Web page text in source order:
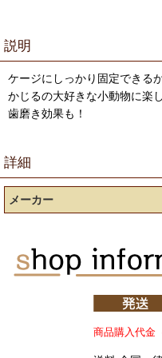
説明
ケージにしっかり固定できる
かじるの大好きな小動物に楽
歯磨き効果も！
詳細
メーカー
商品購入代金